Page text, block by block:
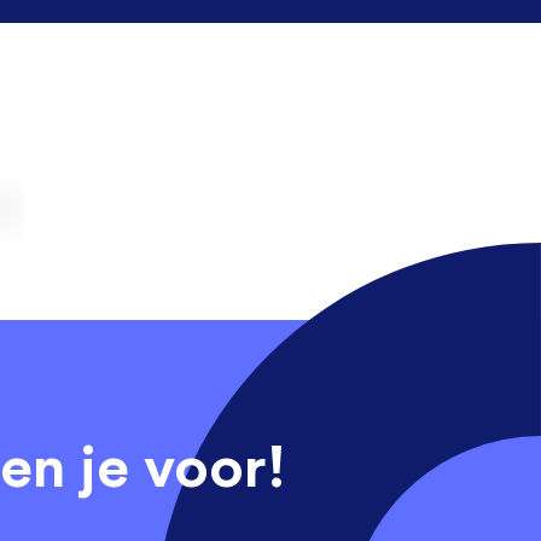
je voor!